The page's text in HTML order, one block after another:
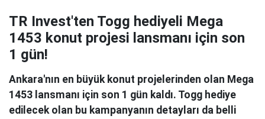
TR Invest'ten Togg hediyeli Mega
1453 konut projesi lansmanı için son
1 gün!
Ankara'nın en büyük konut projelerinden olan Mega
1453 lansmanı için son 1 gün kaldı. Togg hediye
edilecek olan bu kampanyanın detayları da belli